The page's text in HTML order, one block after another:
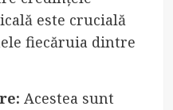
este crucială
fiecăruia dintre
Acestea sunt